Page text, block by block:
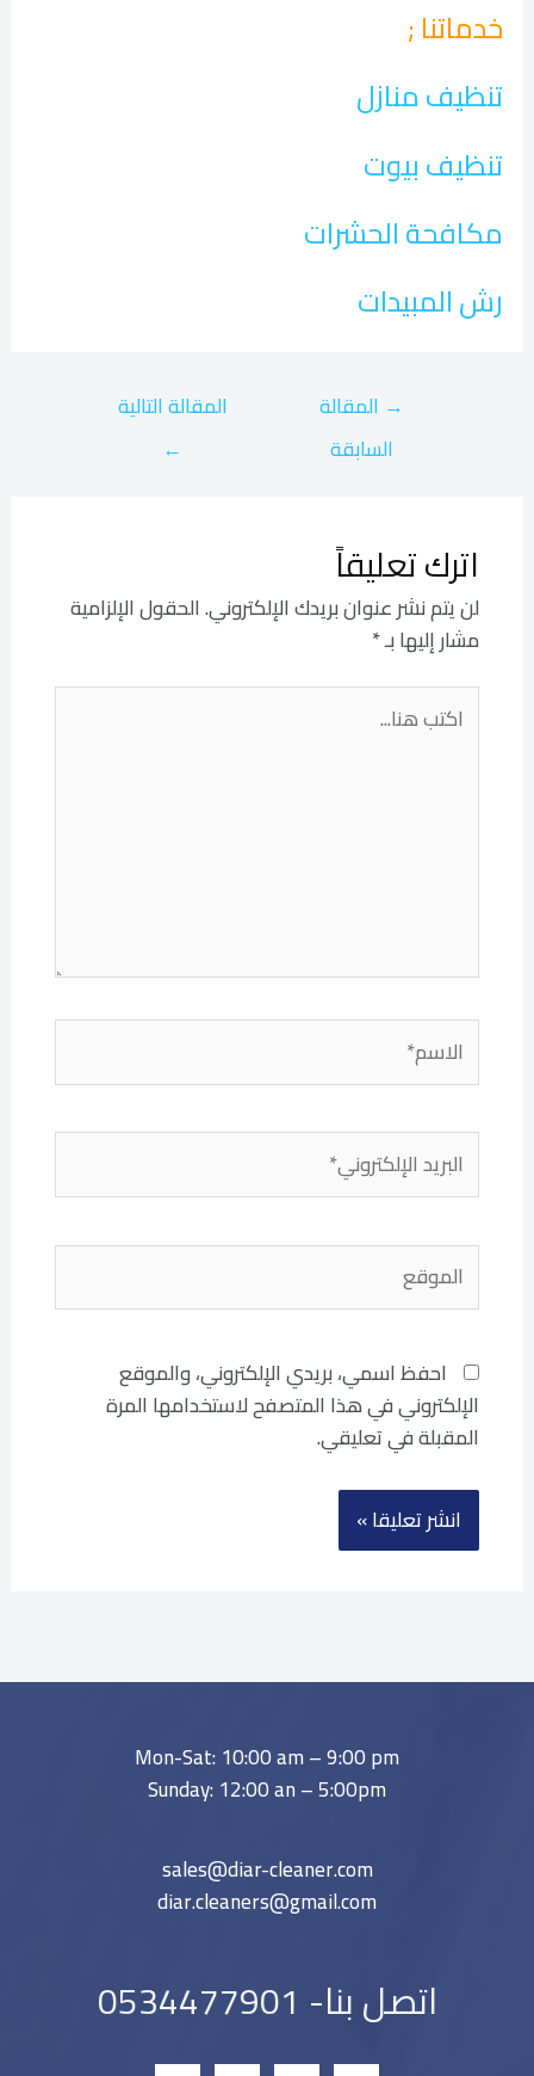
خدماتنا ;
تنظيف منازل
تنظيف بيوت
مكافحة الحشرات
رش المبيدات
→ المقالة
السابقة
المقالة التالية
←
اترك تعليقاً
لن يتم نشر عنوان بريدك الإلكتروني. الحقول الإلزامية
مشار إليها بـ*
اكتب
هنا...
الاسم*
الإلكتروني*
الموقع
احفظ اسمي، بريدي الإلكتروني، والموقع
الإلكتروني في هذا المتصفح لاستخدامها المرة
المقبلة في تعليقي.
Mon-Sat: 10:00 am – 9:00 pm
Sunday: 12:00 an – 5:00pm
sales@diar-cleaner.com
diar.cleaners@gmail.com
اتصل بنا- 0534477901